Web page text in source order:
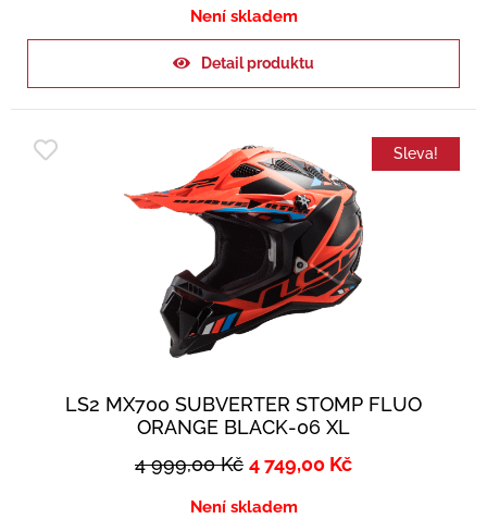
Není skladem
Detail produktu
Sleva!
LS2 MX700 SUBVERTER STOMP FLUO
ORANGE BLACK-06 XL
4 999,00Kč 4 749,00 Kč
Není skladem